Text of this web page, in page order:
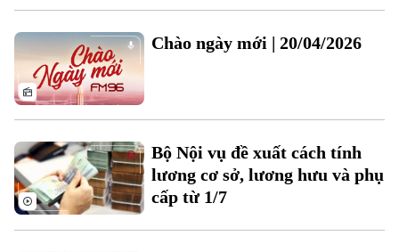
Hồ sơ
Người Việt 4 phương
Tài chính Ngân hàng
Doanh nghiệp
Tin tức
Đầu tư
Đất đai
Kinh nghiệm
Tàu và Xe
Ô tô
Tàu
Xe máy
Thị trường
Giáo dục
Tuyển sinh
Hướng nghiệp
Văn hóa
Tin tức
Sức khỏe
Y tế
Chào ngày mới | 20/04/2026
Bộ Nội vụ đề xuất cách tính
lương cơ sở, lương hưu và phụ
cấp từ 1/7